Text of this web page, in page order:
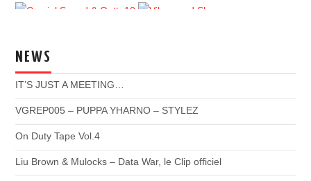
NEWS
IT’S JUST A MEETING…
VGREP005 – PUPPA YHARNO – STYLEZ
On Duty Tape Vol.4
Liu Brown & Mulocks – Data War, le Clip officiel